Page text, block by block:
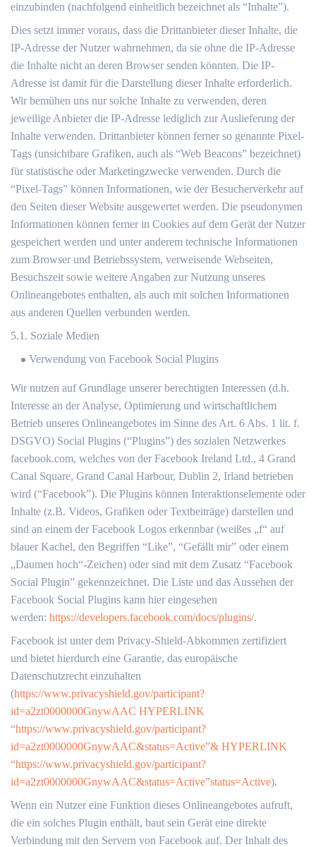
einzubinden (nachfolgend einheitlich bezeichnet als “Inhalte”).
Dies setzt immer voraus, dass die Drittanbieter dieser Inhalte, die
IP-Adresse der Nutzer wahrnehmen, da sie ohne die IP-Adresse
die Inhalte nicht an deren Browser senden könnten. Die IP-
Adresse ist damit für die Darstellung dieser Inhalte erforderlich.
Wir bemühen uns nur solche Inhalte zu verwenden, deren
jeweilige Anbieter die IP-Adresse lediglich zur Auslieferung der
Inhalte verwenden. Drittanbieter können ferner so genannte Pixel-
Tags (unsichtbare Grafiken, auch als “Web Beacons” bezeichnet)
für statistische oder Marketingzwecke verwenden. Durch die
“Pixel-Tags” können Informationen, wie der Besucherverkehr auf
den Seiten dieser Website ausgewertet werden. Die pseudonymen
Informationen können ferner in Cookies auf dem Gerät der Nutzer
gespeichert werden und unter anderem technische Informationen
zum Browser und Betriebssystem, verweisende Webseiten,
Besuchszeit sowie weitere Angaben zur Nutzung unseres
Onlineangebotes enthalten, als auch mit solchen Informationen
aus anderen Quellen verbunden werden.
5.1. Soziale Medien
Verwendung von Facebook Social Plugins
Wir nutzen auf Grundlage unserer berechtigten Interessen (d.h.
Interesse an der Analyse, Optimierung und wirtschaftlichem
Betrieb unseres Onlineangebotes im Sinne des Art. 6 Abs. 1 lit. f.
DSGVO) Social Plugins (“Plugins”) des sozialen Netzwerkes
facebook.com, welches von der Facebook Ireland Ltd., 4 Grand
Canal Square, Grand Canal Harbour, Dublin 2, Irland betrieben
wird (“Facebook”). Die Plugins können Interaktionselemente oder
Inhalte (z.B. Videos, Grafiken oder Textbeiträge) darstellen und
sind an einem der Facebook Logos erkennbar (weißes „f“ auf
blauer Kachel, den Begriffen “Like”, “Gefällt mir” oder einem
„Daumen hoch“-Zeichen) oder sind mit dem Zusatz “Facebook
Social Plugin” gekennzeichnet. Die Liste und das Aussehen der
Facebook Social Plugins kann hier eingesehen
werden: https://developers.facebook.com/docs/plugins/.
Facebook ist unter dem Privacy-Shield-Abkommen zertifiziert
und bietet hierdurch eine Garantie, das europäische
Datenschutzrecht einzuhalten
(https://www.privacyshield.gov/participant?
id=a2zt0000000GnywAAC HYPERLINK
“https://www.privacyshield.gov/participant?
id=a2zt0000000GnywAAC&status=Active”& HYPERLINK
“https://www.privacyshield.gov/participant?
id=a2zt0000000GnywAAC&status=Active”status=Active).
Wenn ein Nutzer eine Funktion dieses Onlineangebotes aufruft,
die ein solches Plugin enthält, baut sein Gerät eine direkte
Verbindung mit den Servern von Facebook auf. Der Inhalt des